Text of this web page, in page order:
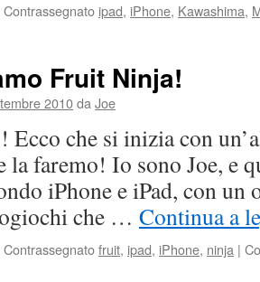
Contrassegnato ipad, iPhone, Kawashima,
Fruit Ninja!
2010da Joe
che si inizia con
faremo! Io sono Joe, e
iPhone e iPad, con
che … Continua a
Contrassegnatofruit, ipad, iPhone, ninja |